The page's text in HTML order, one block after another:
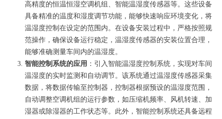
高精度的恒温恒湿空调机组、智能温湿度传感器等。这些设备
具备精准的温度和湿度调节功能，能够快速响应环境变化，将
温湿度控制在设定的范围内。在设备安装过程中，严格按照规
范操作，确保设备运行稳定，温湿度传感器的安装位置合理，
能够准确测量车间内的温湿度。
智能控制系统的应用 ：引入智能温湿度控制系统，实现对车间
温湿度的实时监测和自动调节。该系统通过温湿度传感器采集
数据，将数据传输至控制器，控制器根据预设的温湿度范围，
自动调整空调机组的运行参数，如压缩机频率、风机转速、加
湿器或除湿器的工作状态等。此外，智能控制系统还具备远程